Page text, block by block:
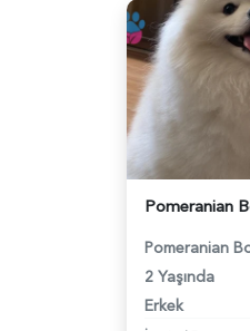
Pomeranian
2 Yaşında
Erkek